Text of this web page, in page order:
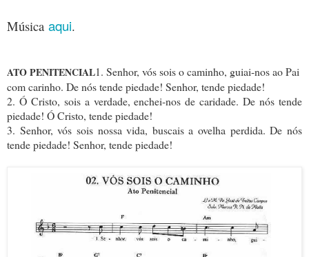
Música aqui.
ATO PENITENCIAL1. Senhor, vós sois o caminho, guiai-nos ao Pai
com carinho. De nós tende piedade! Senhor, tende piedade!
2. Ó Cristo, sois a verdade, enchei-nos de caridade. De nós tende
piedade! Ó Cristo, tende piedade!
3. Senhor, vós sois nossa vida, buscais a ovelha perdida. De nós
tende piedade! Senhor, tende piedade!